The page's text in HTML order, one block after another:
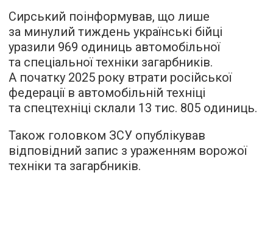
Сирський поінформував, що лише
за минулий тиждень українські бійці
уразили 969 одиниць автомобільної
та спеціальної техніки загарбників.
А початку 2025 року втрати російської
федерації в автомобільній техніці
та спецтехніці склали 13 тис. 805 одиниць.
Також головком ЗСУ опублікував
відповідний запис з ураженням ворожої
техніки та загарбників.